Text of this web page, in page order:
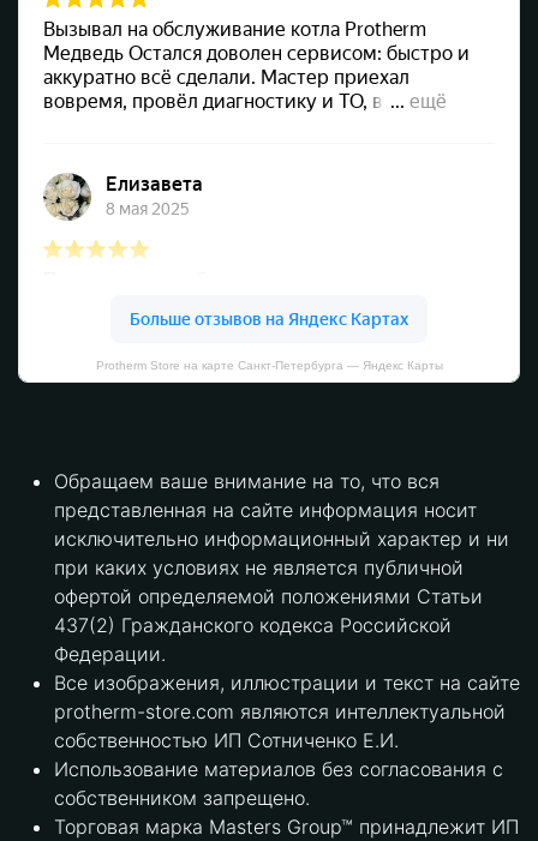
Protherm Store на карте Санкт‑Петербурга — Яндекс Карты
Обращаем ваше внимание на то, что вся
представленная на сайте информация носит
исключительно информационный характер и ни
при каких условиях не является публичной
офертой определяемой положениями Статьи
437(2) Гражданского кодекса Российской
Федерации.
Все изображения, иллюстрации и текст на сайте
protherm-store.com являются интеллектуальной
собственностью ИП Сотниченко Е.И.
Использование материалов без согласования с
собственником запрещено.
Торговая марка Masters Group™ принадлежит ИП